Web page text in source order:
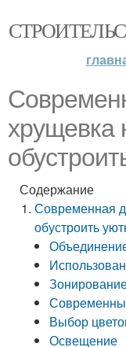
хрущевка
Содержание
Современная
обустроить
Выбор
Освещение